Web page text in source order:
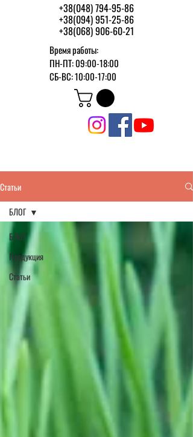
+38(048) 794-95-86
+38(094) 951-25-86
+38(068) 906-60-21
Время работы:
ПН-ПТ: 09:00-18:00
СБ-ВС: 10:00-17:00
Статьи
БЛОГ
Продукция
Статьи
БЛОГ